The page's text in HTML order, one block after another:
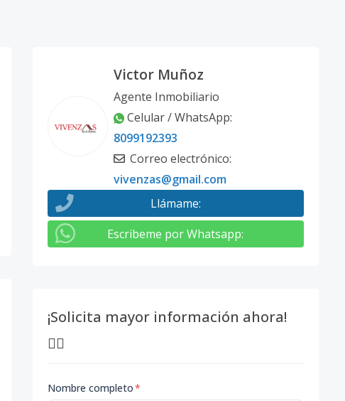
Victor Muñoz
Agente Inmobiliario
Celular / WhatsApp:
8099192393
Correo electrónico:
vivenzas@gmail.com
Llámame:
Escribeme por Whatsapp:
¡Solicita mayor información ahora!
👇🏽
Nombre completo*